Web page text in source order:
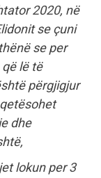
2020, në
se çuni
se per
lë të
përgjigjur
dhe
lokun per 3